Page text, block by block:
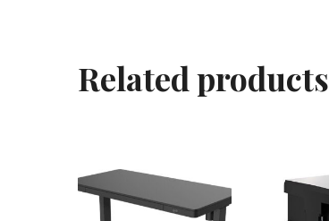
Related products